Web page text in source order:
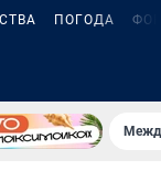
ПОГОДА